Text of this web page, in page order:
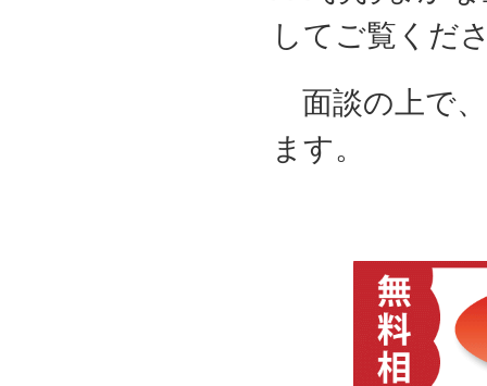
してご覧くだ
面談の上で
ます。